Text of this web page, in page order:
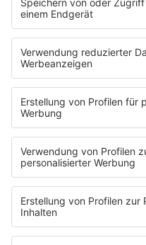
Strandbar
Putzfimmel
Deutschpop
Deutsche Liebeslieder
PODCASTS
Mit den Waffeln einer Frau
Frühstück bei Barbara
Brave & One
NotAufnahme
"Bewerbung und Karriere"
Aber bitte mit Schlager
Erdbeerkäse
Fitness mit M.A.R.K